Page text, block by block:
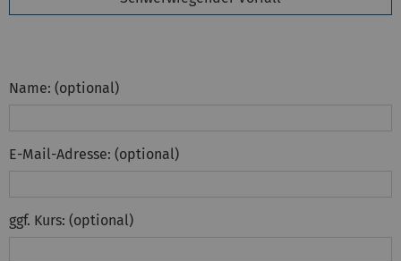
Name: (optional)
E-Mail-Adresse: (optional)
ggf. Kurs: (optional)